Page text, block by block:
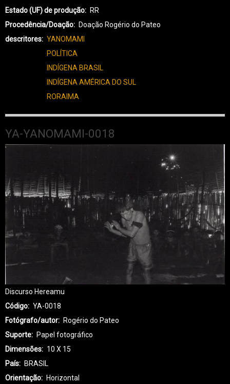
YA-
YANOMAMI-
0019
Estado (UF) de produção
RR
Procedência/Doação
Doação Rogério do Pateo
descritores
YANOMAMI
POLÍTICA
INDÍGENA BRASIL
INDÍGENA AMÉRICA DO SUL
RORAIMA
YA-YANOMAMI-0018
Discurso Hereamu
Código
YA-0018
Fotógrafo/autor
Rogério do Pateo
Suporte
Papel fotográfico
Dimensões
10 X 15
País
BRASIL
Orientação
Horizontal